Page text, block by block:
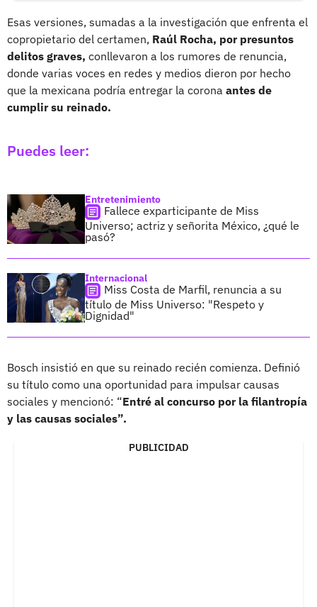
Esas versiones, sumadas a la investigación que enfrenta el
copropietario del certamen, Raúl Rocha, por presuntos
delitos graves, conllevaron a los rumores de renuncia,
donde varias voces en redes y medios dieron por hecho
que la mexicana podría entregar la corona antes de
cumplir su reinado.
Puedes leer:
Entretenimiento
Fallece exparticipante de Miss
Universo; actriz y señorita México, ¿qué le
pasó?
Internacional
Miss Costa de Marfil, renuncia a su
título de Miss Universo: "Respeto y
Dignidad"
Bosch insistió en que su reinado recién comienza. Definió
su título como una oportunidad para impulsar causas
sociales y mencionó: “Entré al concurso por la filantropía
y las causas sociales”.
PUBLICIDAD